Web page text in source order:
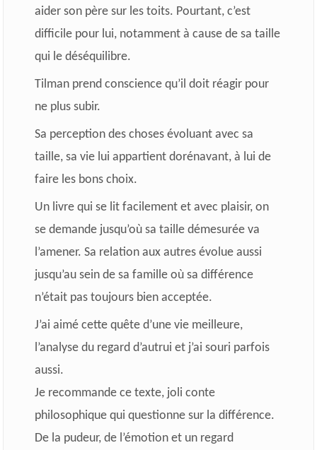
aider son père sur les toits. Pourtant, c’est
difficile pour lui, notamment à cause de sa taille
qui le déséquilibre.
Tilman prend conscience qu’il doit réagir pour
ne plus subir.
Sa perception des choses évoluant avec sa
taille, sa vie lui appartient dorénavant, à lui de
faire les bons choix.
Un livre qui se lit facilement et avec plaisir, on
se demande jusqu’où sa taille démesurée va
l’amener. Sa relation aux autres évolue aussi
jusqu’au sein de sa famille où sa différence
n’était pas toujours bien acceptée.
J’ai aimé cette quête d’une vie meilleure,
l’analyse du regard d’autrui et j’ai souri parfois
aussi.
Je recommande ce texte, joli conte
philosophique qui questionne sur la différence.
De la pudeur, de l’émotion et un regard